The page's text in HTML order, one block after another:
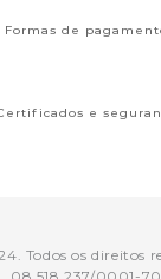
Formas de
e
Todos os direitos